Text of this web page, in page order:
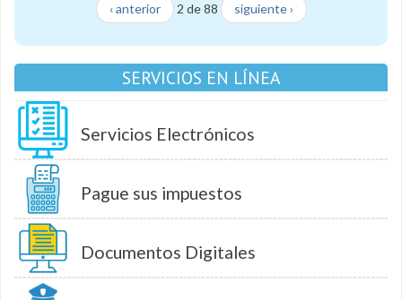
‹ anterior 2 de 88 siguiente ›
SERVICIOS EN LÍNEA
Servicios Electrónicos
Pague sus impuestos
Documentos Digitales